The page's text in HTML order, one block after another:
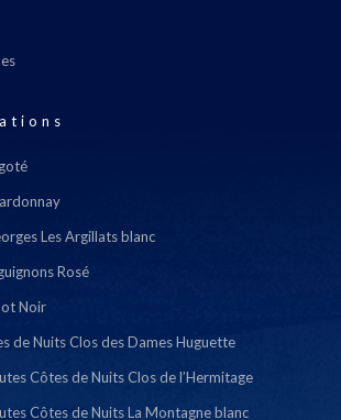
Les Argillats blanc
Rosé
Noir
de Nuits Clos des Dames Huguette
Côtes de Nuits Clos de l’Hermitage
Côtes de Nuits La Montagne blanc